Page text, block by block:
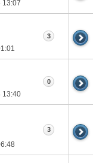
13:07
3
13:40
0
3